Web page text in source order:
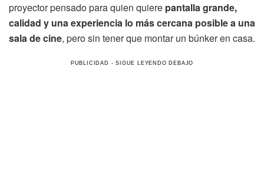
proyector pensado para quien quiere pantalla grande,
calidad y una experiencia lo más cercana posible a una
sala de cine, pero sin tener que montar un búnker en casa.